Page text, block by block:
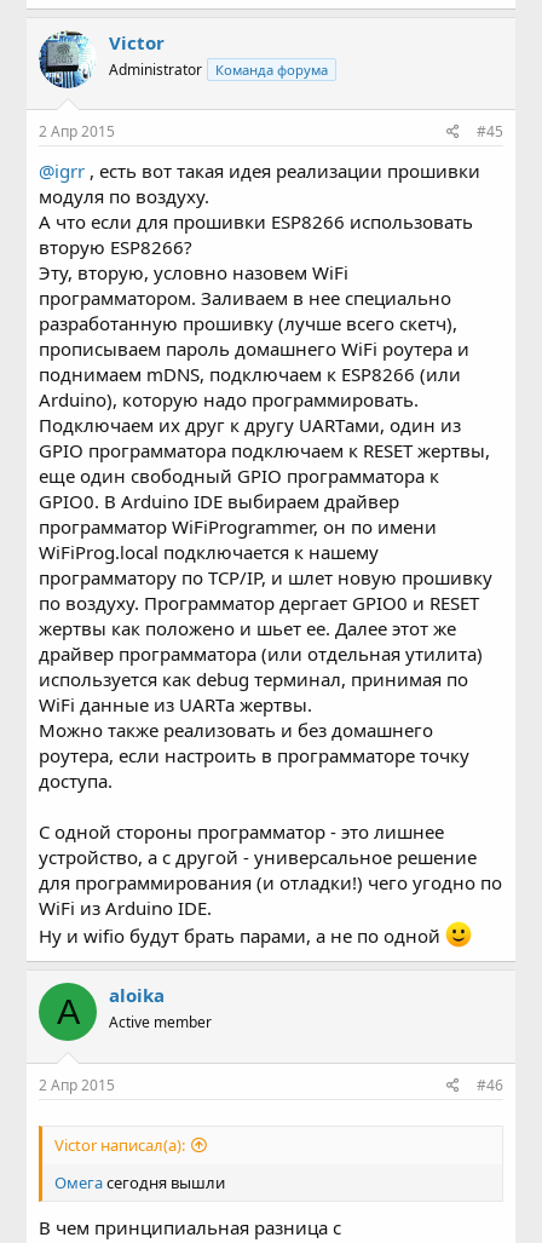
Victor
Administrator Команда форума
2 Апр 2015 #45
@igrr , есть вот такая идея реализации прошивки
модуля по воздуху.
А что если для прошивки ESP8266 использовать
вторую ESP8266?
Эту, вторую, условно назовем WiFi
программатором. Заливаем в нее специально
разработанную прошивку (лучше всего скетч),
прописываем пароль домашнего WiFi роутера и
поднимаем mDNS, подключаем к ESP8266 (или
Arduino), которую надо программировать.
Подключаем их друг к другу UARTами, один из
GPIO программатора подключаем к RESET жертвы,
еще один свободный GPIO программатора к
GPIO0. В Arduino IDE выбираем драйвер
программатор WiFiProgrammer, он по имени
WiFiProg.local подключается к нашему
программатору по TCP/IP, и шлет новую прошивку
по воздуху. Программатор дергает GPIO0 и RESET
жертвы как положено и шьет ее. Далее этот же
драйвер программатора (или отдельная утилита)
используется как debug терминал, принимая по
WiFi данные из UARTа жертвы.
Можно также реализовать и без домашнего
роутера, если настроить в программаторе точку
доступа.
С одной стороны программатор - это лишнее
устройство, а с другой - универсальное решение
для программирования (и отладки!) чего угодно по
WiFi из Arduino IDE.
Ну и wifio будут брать парами, а не по одной
A aloika
Active member
2 Апр 2015 #46
Victor написал(а):
Омегасегодня вышли
В чем принципиальная разница с